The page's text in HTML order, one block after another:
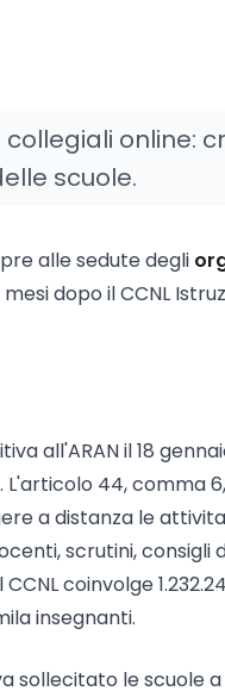
online:
scuole.
alle sedute degli
dopo il CCNL
all'ARAN il 18
. L'articolo 44, comma
a distanza le
scrutini, consigli
coinvolge
insegnanti.
sollecitato le scuole